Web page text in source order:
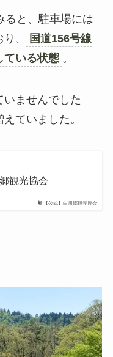
ると、駐車場には
、
国道156号線
ている状態 。
いませんでした
ていました。
【公式】白川郷観光協会
観光協会